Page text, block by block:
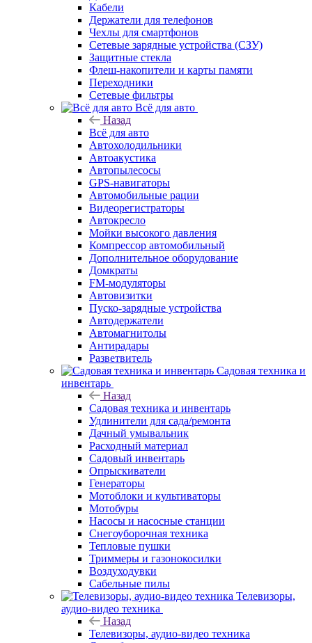
Кабели
Держатели для телефонов
Чехлы для смартфонов
Сетевые зарядные устройства (СЗУ)
Защитные стекла
Флеш-накопители и карты памяти
Переходники
Сетевые фильтры
Всё для авто
Назад
Всё для авто
Автохолодильники
Автоакустика
Автопылесосы
GPS-навигаторы
Автомобильные рации
Видеорегистраторы
Автокресло
Мойки высокого давления
Компрессор автомобильный
Дополнительное оборудование
Домкраты
FM-модуляторы
Автовизитки
Пуско-зарядные устройства
Автодержатели
Автомагнитолы
Антирадары
Разветвитель
Садовая техника и
инвентарь
Назад
Садовая техника и инвентарь
Удлинители для сада/ремонта
Дачный умывальник
Расходный материал
Садовый инвентарь
Опрыскиватели
Генераторы
Мотоблоки и культиваторы
Мотобуры
Насосы и насосные станции
Снегоуборочная техника
Тепловые пушки
Триммеры и газонокосилки
Воздуходувки
Сабельные пилы
Телевизоры,
аудио-видео техника
Назад
Телевизоры, аудио-видео техника